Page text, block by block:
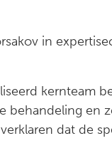
in
kernteam
behandeling en
dat de